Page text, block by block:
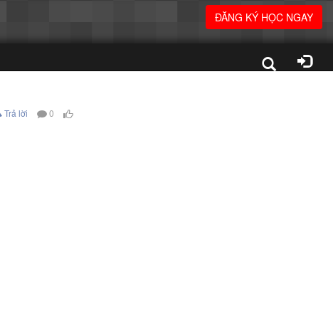
ĐĂNG KÝ HỌC NGAY
Trả lời 0